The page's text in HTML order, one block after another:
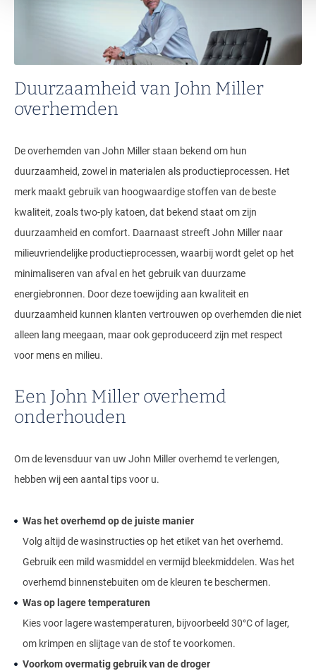
Duurzaamheid van John Miller
overhemden
De overhemden van John Miller staan bekend om hun
duurzaamheid, zowel in materialen als productieprocessen. Het
merk maakt gebruik van hoogwaardige stoffen van de beste
kwaliteit, zoals two-ply katoen, dat bekend staat om zijn
duurzaamheid en comfort. Daarnaast streeft John Miller naar
milieuvriendelijke productieprocessen, waarbij wordt gelet op het
minimaliseren van afval en het gebruik van duurzame
energiebronnen. Door deze toewijding aan kwaliteit en
duurzaamheid kunnen klanten vertrouwen op overhemden die niet
alleen lang meegaan, maar ook geproduceerd zijn met respect
voor mens en milieu.
Een John Miller overhemd
onderhouden
Om de levensduur van uw John Miller overhemd te verlengen,
hebben wij een aantal tips voor u.
Was het overhemd op de juiste manier
Volg altijd de wasinstructies op het etiket van het overhemd.
Gebruik een mild wasmiddel en vermijd bleekmiddelen. Was het
overhemd binnenstebuiten om de kleuren te beschermen.
Was op lagere temperaturen
Kies voor lagere wastemperaturen, bijvoorbeeld 30°C of lager,
om krimpen en slijtage van de stof te voorkomen.
Voorkom overmatig gebruik van de droger